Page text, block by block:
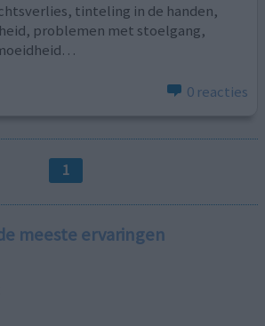
tinteling in de handen,
problemen met stoelgang,
0 reacties
1
meeste ervaringen